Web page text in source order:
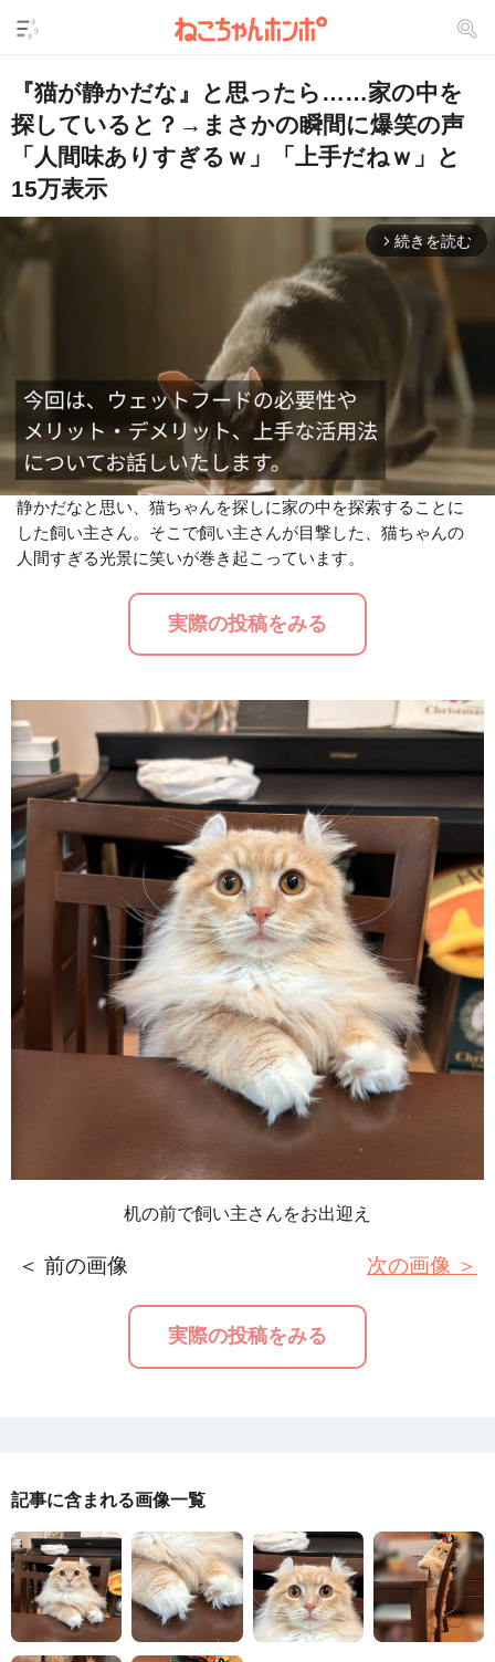
『猫が静かだな』と思ったら……家の中を
探していると？→まさかの瞬間に爆笑の声
「人間味ありすぎるｗ」「上手だねｗ」と
15万表示
arrow_forward_ios 続きを読む
静かだなと思い、猫ちゃんを探しに家の中を探索することに
した飼い主さん。そこで飼い主さんが目撃した、猫ちゃんの
人間すぎる光景に笑いが巻き起こっています。
実際の投稿をみる
机の前で飼い主さんをお出迎え
＜ 前の画像
実際の投稿をみる
次の画像 ＞
記事に含まれる画像一覧